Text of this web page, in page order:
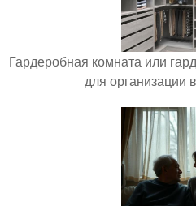
Гардеробная комната или
для